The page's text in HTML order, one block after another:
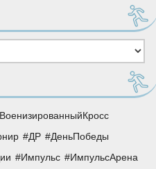
ВоенизированныйКросс
ДР
ДеньПобеды
Импульс
ИмпульсАрена